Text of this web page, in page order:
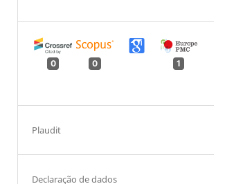
0 0 1
Plaudit
Declaração de dados